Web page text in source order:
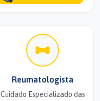
Reumatologista
Cuidado Especializado das